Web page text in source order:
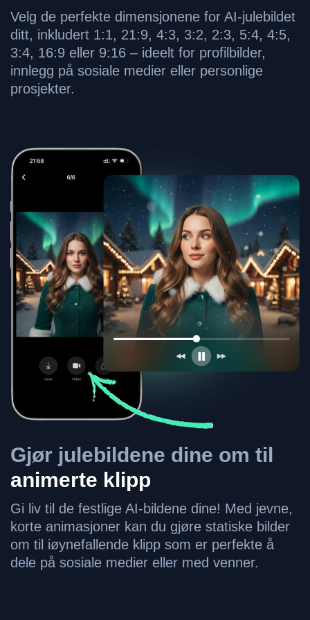
Velg de perfekte dimensjonene for AI-julebildet
ditt, inkludert 1:1, 21:9, 4:3, 3:2, 2:3, 5:4, 4:5,
3:4, 16:9 eller 9:16 – ideelt for profilbilder,
innlegg på sosiale medier eller personlige
prosjekter.
Gjør julebildene dine om til
animerte klipp
Gi liv til de festlige AI-bildene dine! Med jevne,
korte animasjoner kan du gjøre statiske bilder
om til iøynefallende klipp som er perfekte å
dele på sosiale medier eller med venner.